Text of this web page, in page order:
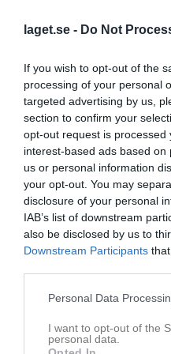
laget.se - Do Not
If you wish to opt-out of the
processing of your personal
targeted advertising by us,
section to confirm your
opt-out request is processed
interest-based ads based
us or personal information
your opt-out. You may
disclosure of your personal
IAB’s list of downstream
also be disclosed by us to
Downstream Participants
Personal Data
I want to opt-out of the
personal data.
det grönklädda mittfältet och
Oskar Lundh vädrade blod,
Lundh lät bollen studsa en
0 i det första krysset.
Någonstans här drabbades
hybris. Det finns som bekant
skolas om till backar i tidig
strålande inlägg direkt på foten
givit sig ut på en sällsynt
drömt och fantiserat om exakt
fotbollskarriär, men när
hjärnsläppet till. Bollen
mycket att önska, och
Istället var det Aledal som
duell mot Karlsson i gulsvart.
och klippte till med en